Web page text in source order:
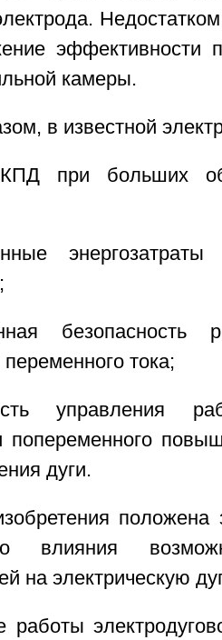
эффективности
камеры.
в известной
при больших
энергозатраты
безопасность
тока;
управления
попеременного
дуги.
положена
влияния
на электрическую
работы